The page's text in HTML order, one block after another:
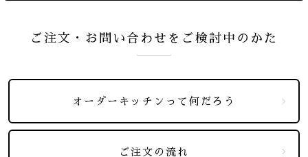
ご注文・お問い合わせをご検討中のかた
オーダーキッチンって何だろう
ご注文の流れ